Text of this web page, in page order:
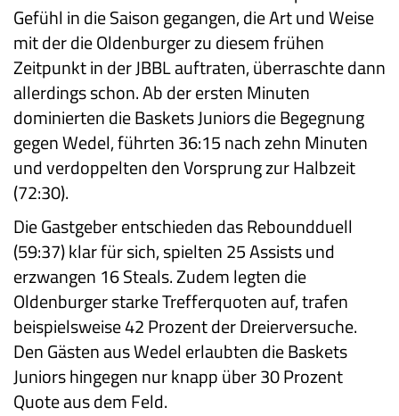
Gefühl in die Saison gegangen, die Art und Weise
mit der die Oldenburger zu diesem frühen
Zeitpunkt in der JBBL auftraten, überraschte dann
allerdings schon. Ab der ersten Minuten
dominierten die Baskets Juniors die Begegnung
gegen Wedel, führten 36:15 nach zehn Minuten
und verdoppelten den Vorsprung zur Halbzeit
(72:30).
Die Gastgeber entschieden das Reboundduell
(59:37) klar für sich, spielten 25 Assists und
erzwangen 16 Steals. Zudem legten die
Oldenburger starke Trefferquoten auf, trafen
beispielsweise 42 Prozent der Dreierversuche.
Den Gästen aus Wedel erlaubten die Baskets
Juniors hingegen nur knapp über 30 Prozent
Quote aus dem Feld.